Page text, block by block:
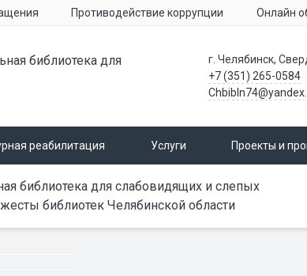
Противодействие коррупции Онлайн
библиотека для
г. Челябинск,
+7 (351) 265-0584
реабилитация Услуги Проекты и
библиотека для слабовидящих и слепых
библиотек Челябинской области